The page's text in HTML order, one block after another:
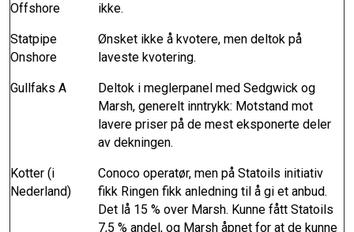
Offshore
ikke.
Statpipe
Onshore
Ønsket ikke å kvotere, men deltok på
laveste kvotering.
Gullfaks A
Deltok i meglerpanel med Sedgwick og
Marsh, generelt inntrykk: Motstand mot
lavere priser på de mest eksponerte deler
av dekningen.
Kotter (i
Nederland)
Conoco operatør, men på Statoils initiativ
fikk Ringen fikk anledning til å gi et anbud.
Det lå 15 % over Marsh. Kunne fått Statoils
7,5 % andel, og Marsh åpnet for at de kunne